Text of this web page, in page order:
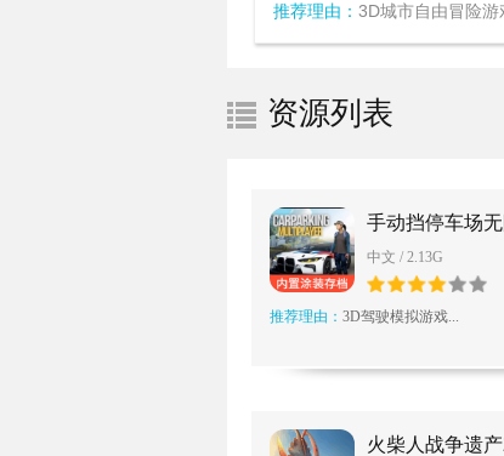
推荐理由： 3D城市自由冒险游
资源列表
手动挡停车场
解版中文版
中文 / 2.13G
推荐理由： 3D驾驶模拟游戏...
火柴人战争遗